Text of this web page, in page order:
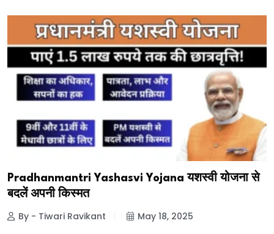
Pradhanmantri Yashasvi Yojana यशस्वी योजना से
बदलें अपनी किस्मत
By - Tiwari Ravikant May 18, 2025